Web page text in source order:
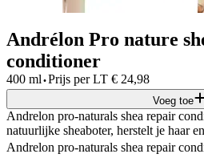
Andrélon Pro nature
conditioner
400 ml·Prijs per LT € 24,98
Voeg toe
Andrelon pro-naturals shea repair
natuurlijke sheaboter, herstelt je haar
Andrelon pro-naturals shea repair